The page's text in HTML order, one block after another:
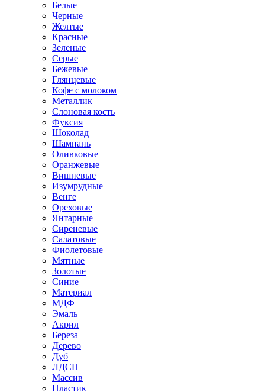
Белые
Черные
Желтые
Красные
Зеленые
Серые
Бежевые
Глянцевые
Кофе с молоком
Металлик
Слоновая кость
Фуксия
Шоколад
Шампань
Оливковые
Оранжевые
Вишневые
Изумрудные
Венге
Ореховые
Янтарные
Сиреневые
Салатовые
Фиолетовые
Мятные
Золотые
Синие
Материал
МДФ
Эмаль
Акрил
Береза
Дерево
Дуб
ЛДСП
Массив
Пластик